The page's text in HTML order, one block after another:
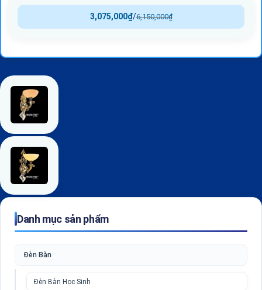
6,150,000₫
/
3,075,000₫
Danh mục sản phẩm
Đèn Bàn
Đèn Bàn Học Sinh